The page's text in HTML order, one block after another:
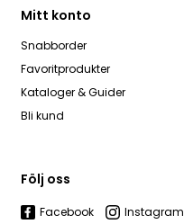
Mitt konto
Snabborder
Favoritprodukter
Kataloger & Guider
Bli kund
Följ oss
Facebook Instagram